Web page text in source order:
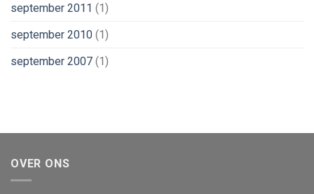
september 2011 (1)
september 2010 (1)
september 2007 (1)
OVER ONS